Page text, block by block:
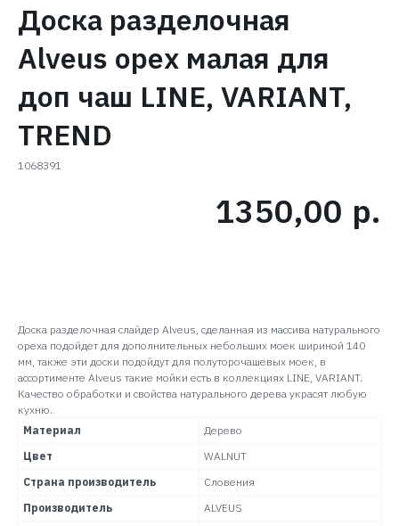
Доска разделочная
Alveus орех малая для
доп чаш LINE, VARIANT,
TREND
1068391
1350,00 р.
Доска разделочная слайдер Alveus, сделанная из массива натурального
ореха подойдет для дополнительных небольших моек шириной 140
мм, также эти доски подойдут для полуторочашевых моек, в
ассортименте Alveus такие мойки есть в коллекциях LINE, VARIANT.
Качество обработки и свойства натурального дерева украсят любую
кухню.
Материал
Дерево
Цвет
WALNUT
Страна производитель
Словения
Производитель
ALVEUS